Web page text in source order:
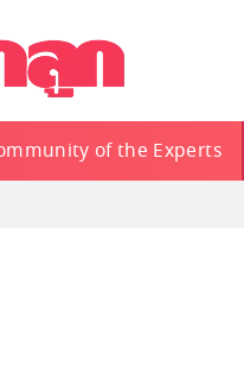
of the Experts